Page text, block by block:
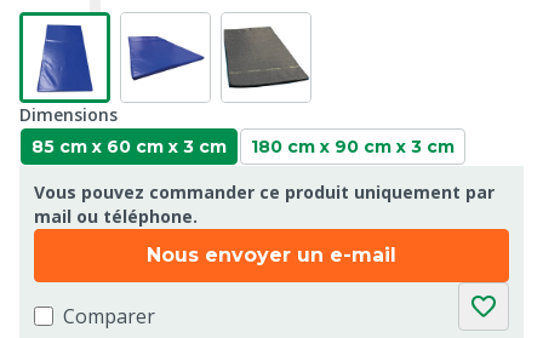
Dimensions
85 cm x 60 cm x 3 cm 180 cm x 90 cm x 3 cm
Vous pouvez commander ce produit uniquement par
mail ou téléphone.
Nous envoyer un e-mail
Comparer